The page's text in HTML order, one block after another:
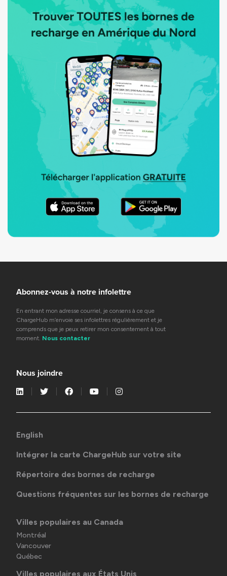
Abonnez-vous à notre infolettre
En entrant mon adresse courriel, je consens à ce que
ChargeHub m’envoie ses infolettres régulièrement et je
comprends que je peux retirer mon consentement à tout
moment. Nous contacter
Nous joindre
English
Intégrer la carte ChargeHub sur votre site
Répertoire des bornes de recharge
Questions fréquentes sur les bornes de recharge
Villes populaires au Canada
Montréal
Vancouver
Québec
Villes populaires aux États Unis